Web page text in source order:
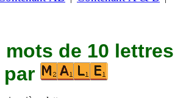
de 10 lettres